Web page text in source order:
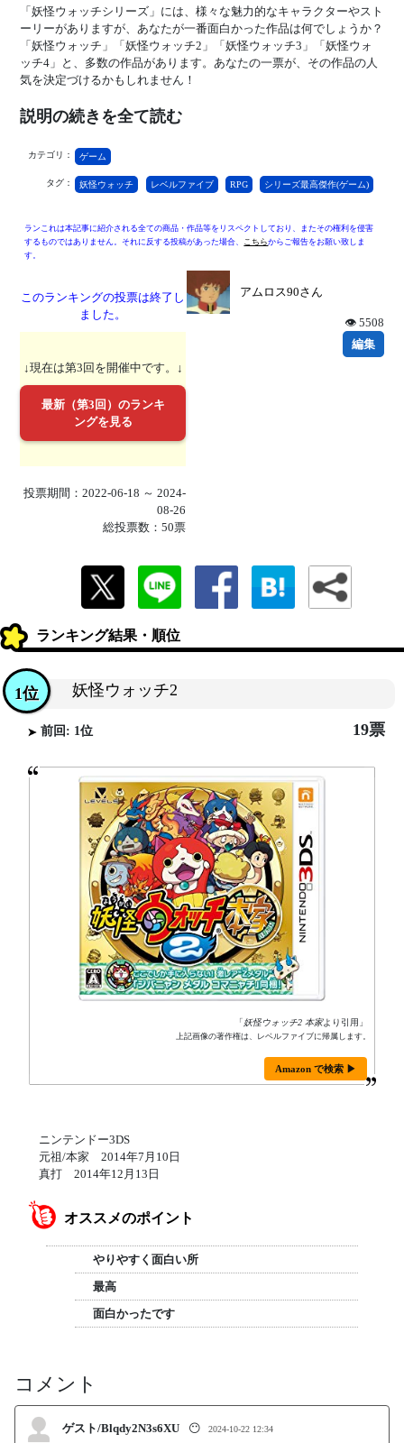
「妖怪ウォッチシリーズ」には、様々な魅力的なキャラクターやスト
ーリーがありますが、あなたが一番面白かった作品は何でしょうか？
「妖怪ウォッチ」「妖怪ウォッチ2」「妖怪ウォッチ3」「妖怪ウォ
ッチ4」と、多数の作品があります。あなたの一票が、その作品の人
気を決定づけるかもしれません！
説明の続きを全て読む
カテゴリ： ゲーム
タグ： 妖怪ウォッチ レベルファイブ RPG シリーズ最高傑作(ゲーム)
ランこれは本記事に紹介される全ての商品・作品等をリスペクトしており、またその権利を侵害
するものではありません。それに反する投稿があった場合、 こちらからご報告をお願い致しま
す。
このランキングの投票は終了し
ました。
↓現在は第3回を開催中です。↓
最新（第3回）のランキ
ングを見る
投票期間：2022-06-18 ～ 2024-
08-26
総投票数：50票
アムロス90さん
👁 5508
編集
ランキング結果・順位
妖怪ウォッチ2
1位
前回: 1位 19票
「妖怪ウォッチ2 本家より引用」
上記画像の著作権は、レベルファイブに帰属します。
Amazon で検索 ▶
ニンテンドー3DS
元祖/本家 2014年7月10日
真打 2014年12月13日
オススメのポイント
やりやすく面白い所
最高
面白かったです
コメント
ゲスト/Blqdy2N3s6XU 😶 2024-10-22 12:34